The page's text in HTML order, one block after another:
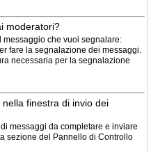
moderatori?
messaggio che vuoi segnalare:
fare la segnalazione dei messaggi.
necessaria per la segnalazione
nella finestra di invio dei
messaggi da completare e inviare
sezione del Pannello di Controllo